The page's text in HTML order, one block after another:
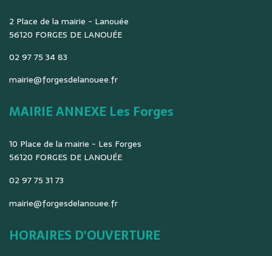
2 Place de la mairie - Lanouée
56120 FORGES DE LANOUÉE
02 97 75 34 83
mairie@forgesdelanouee.fr
MAIRIE ANNEXE Les Forges
10 Place de la mairie - Les Forges
56120 FORGES DE LANOUÉE
02 97 75 31 73
mairie@forgesdelanouee.fr
HORAIRES D'OUVERTURE